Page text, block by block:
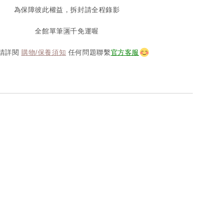
為保障彼此權益，拆封請全程錄影
全館單筆🈵️千免運喔
詳閱 購物/保養須知 任何問題聯繫官方客服